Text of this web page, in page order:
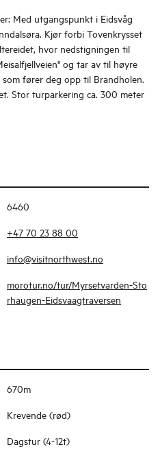
Med utgangspunkt i Eidsvåg
Kjør forbi Tovenkrysset
hvor nedstigningen til
og tar av til høyre
fører deg opp til Brandholen.
Stor turparkering ca. 300 meter
6460
+47 70 23 88 00
info@visitnorthwest.no
morotur.no/tur/Myrsetvarden-Sto
rhaugen-Eidsvaagtraversen
670m
Krevende (rød)
Dagstur (4-12t)